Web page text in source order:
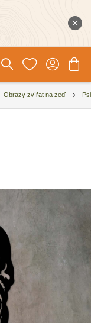
Obrazy zvířat na zeď Psi